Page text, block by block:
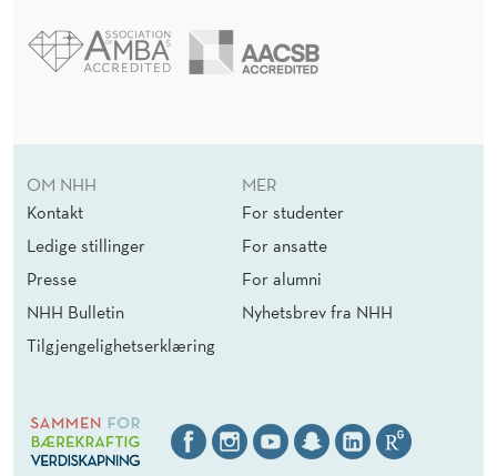
OM NHH
Kontakt
Ledige stillinger
Presse
NHH Bulletin
Tilgjengelighetserklæring
MER
For studenter
For ansatte
For alumni
Nyhetsbrev fra NHH